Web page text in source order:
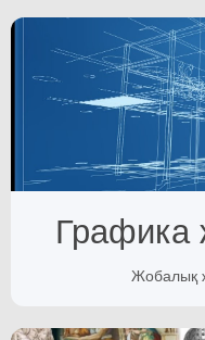
Графика
Жобалық